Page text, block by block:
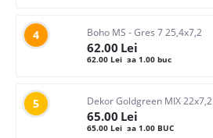
4 Boho MS - Gres 7 25,4x7,2
62.00 Lei
62.00 Lei за 1.00 buc
5 Dekor Goldgreen MIX 22x7,2
65.00 Lei
65.00 Lei за 1.00 BUC